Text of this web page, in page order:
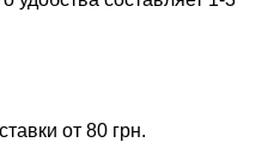
от 80 грн.